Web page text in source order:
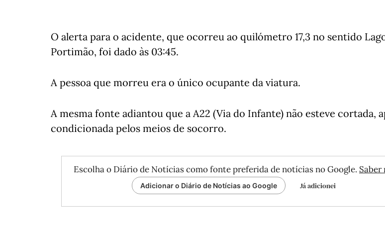
O alerta para o acidente, que ocorreu ao quilómetro 17,3 no sentido
Portimão, foi dado às 03:45.
A pessoa que morreu era o único ocupante da viatura.
A mesma fonte adiantou que a A22 (Via do Infante) não esteve cortada,
condicionada pelos meios de socorro.
Escolha o Diário de Notícias como fonte preferida de notícias no Google. Saber
Adicionar o Diário de Notícias ao Google Já adicionei